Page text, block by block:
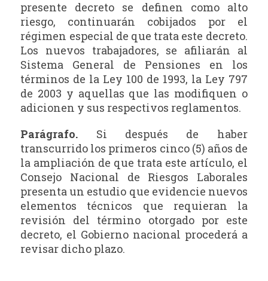
presente decreto se definen como alto
riesgo, continuarán cobijados por el
régimen especial de que trata este decreto.
Los nuevos trabajadores, se afiliarán al
Sistema General de Pensiones en los
términos de la Ley 100 de 1993, la Ley 797
de 2003 y aquellas que las modifiquen o
adicionen y sus respectivos reglamentos.
Parágrafo. Si después de haber
transcurrido los primeros cinco (5) años de
la ampliación de que trata este artículo, el
Consejo Nacional de Riesgos Laborales
presenta un estudio que evidencie nuevos
elementos técnicos que requieran la
revisión del término otorgado por este
decreto, el Gobierno nacional procederá a
revisar dicho plazo.